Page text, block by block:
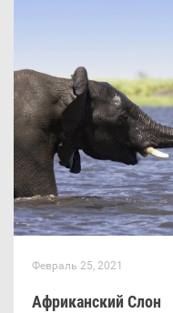
Февраль 25, 2021
Африканский Слон